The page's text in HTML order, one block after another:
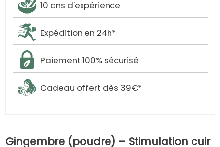
10 ans d'expérience
Expédition en 24h*
Paiement 100% sécurisé
Cadeau offert dès 39€*
Gingembre (poudre) – Stimulation cuir